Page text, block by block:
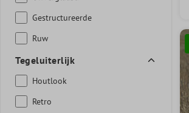
Gestructureerde
Ruw
Tegeluiterlijk
Houtlook
Retro